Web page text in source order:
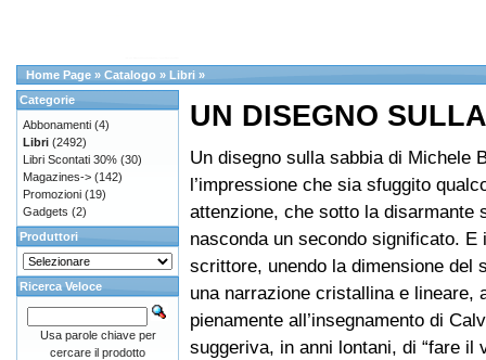
Home Page » Catalogo » Libri »
UN DISEGNO
Un disegno sulla sabbia di Michele
l’impressione che sia sfuggito
attenzione, che sotto la disarmante
nasconda un secondo significato. E
scrittore, unendo la dimensione del
una narrazione cristallina e lineare,
pienamente all’insegnamento di
suggeriva, in anni lontani, di “fare il
Categorie
Abbonamenti (4)
Libri (2492)
Libri Scontati 30% (30)
Magazines-> (142)
Promozioni (19)
Gadgets (2)
Produttori
Ricerca Veloce
Usa parole chiave per
cercare il prodotto